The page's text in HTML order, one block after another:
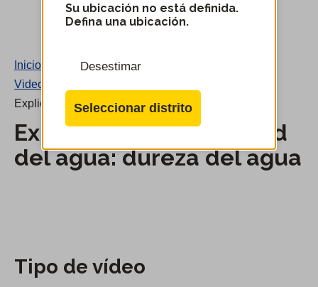
servicio
móvil
de
Cal
Water
Su ubicación no está definida.
Defina una ubicación.
Desestimar
Seleccionar distrito
Inicio
Videos
Explicación de la calidad del agua: dureza del agua
Explicación de la calidad
del agua: dureza del agua
Tipo de vídeo